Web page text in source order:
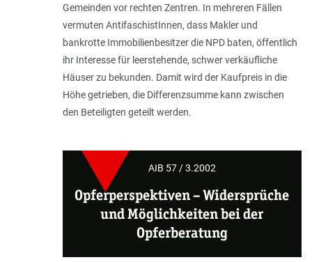
Gemeinden vor rechten Zentren. In mehreren Fällen
vermuten AntifaschistInnen, dass Makler und
bankrotte Immobilienbesitzer die NPD baten, öffentlich
ihr Interesse für leerstehende, schwer verkäufliche
Häuser zu bekunden. Damit wird der Kaufpreis in die
Höhe getrieben, die Differenzsumme kann zwischen
den Beteiligten geteilt werden.
AIB 57 / 3.2002
Opferperspektiven–Widersprüche
und Möglichkeiten bei der
Opferberatung